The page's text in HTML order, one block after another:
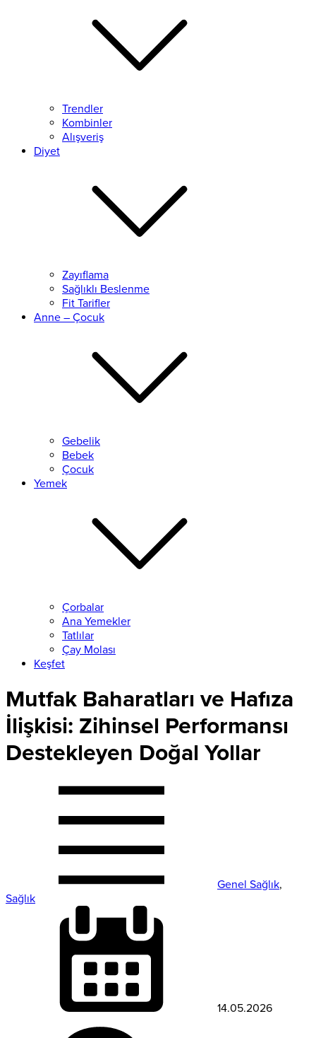
Trendler
Kombinler
Alışveriş
Diyet
Zayıflama
Sağlıklı Beslenme
Fit Tarifler
Anne – Çocuk
Gebelik
Bebek
Çocuk
Yemek
Çorbalar
Ana Yemekler
Tatlılar
Çay Molası
Keşfet
Mutfak Baharatları ve Hafıza
İlişkisi: Zihinsel Performansı
Destekleyen Doğal Yollar
Genel Sağlık,
Sağlık
14.05.2026